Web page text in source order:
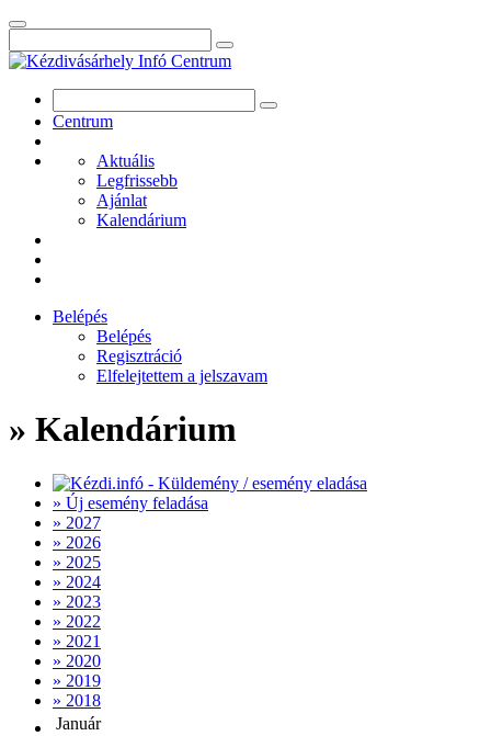
Centrum
Aktuális
Legfrissebb
Ajánlat
Kalendárium
Belépés
Belépés
Regisztráció
Elfelejtettem a jelszavam
» Kalendárium
» Új esemény feladása
» 2027
» 2026
» 2025
» 2024
» 2023
» 2022
» 2021
» 2020
» 2019
» 2018
Január